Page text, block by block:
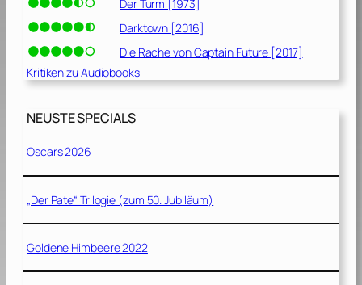
Der Turm [1973]
Darktown [2016]
Die Rache von Captain Future [2017]
Kritiken zu Audiobooks
NEUSTE SPECIALS
Oscars 2026
„Der Pate“ Trilogie (zum 50. Jubiläum)
Goldene Himbeere 2022